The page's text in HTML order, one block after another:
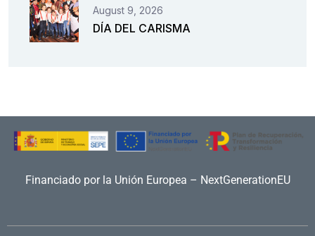
August 9, 2026
DÍA DEL CARISMA
Financiado por la Unión Europea – NextGenerationEU